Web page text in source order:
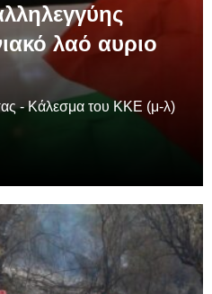
λαό αυριο
- Κάλεσμα του ΚΚΕ (μ-λ)